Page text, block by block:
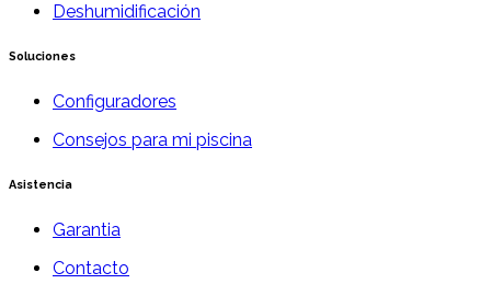
Deshumidificación
Soluciones
Configuradores
Consejos para mi piscina
Asistencia
Garantia
Contacto